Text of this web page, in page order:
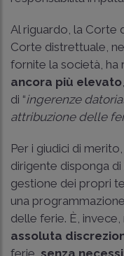
Al riguardo, la Corte
Corte distrettuale,
fornite la società, ha
ancora più elevato
di “ingerenze
attribuzione delle
Per i giudici di
dirigente disponga
gestione dei propri
una
delle ferie. È,
assoluta
ferie, senza